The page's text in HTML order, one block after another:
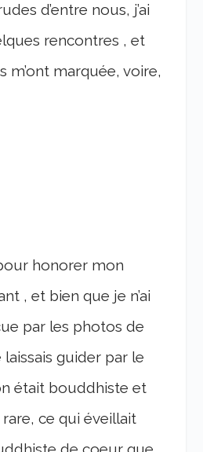
d’entre nous, j’ai
rencontres , et
m’ont marquée, voire,
honorer mon
, et bien que je n’ai
par les photos de
guider par le
était bouddhiste et
rare, ce qui éveillait